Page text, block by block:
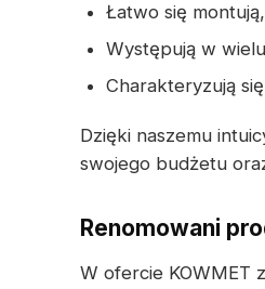
Łatwo się montują,
Występują w
Charakteryzują
Dzięki naszemu
swojego budżetu
Renomowani
W ofercie KOWMET